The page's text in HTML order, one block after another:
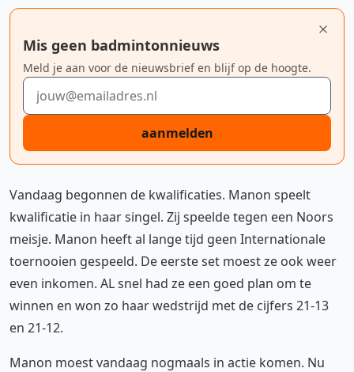
Mis geen badmintonnieuws
Meld je aan voor de nieuwsbrief en blijf op de hoogte.
E-mailadres
aanmelden
Vandaag begonnen de kwalificaties. Manon speelt
kwalificatie in haar singel. Zij speelde tegen een Noors
meisje. Manon heeft al lange tijd geen Internationale
toernooien gespeeld. De eerste set moest ze ook weer
even inkomen. AL snel had ze een goed plan om te
winnen en won zo haar wedstrijd met de cijfers 21-13
en 21-12.
Manon moest vandaag nogmaals in actie komen. Nu